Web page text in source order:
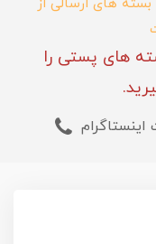
های ارسالی از
های پستی را
اینستاگرام